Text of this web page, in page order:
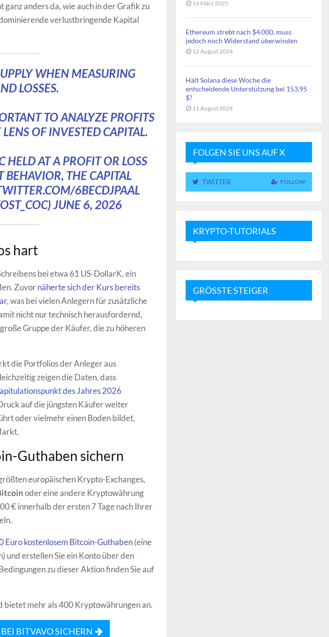
anders da, wie auch in der Grafik zu
verlustbringende Kapital
WHEN MEASURING
LOSSES.
TO ANALYZE PROFITS
OF INVESTED CAPITAL.
AT A PROFIT OR LOSS
BEHAVIOR, THE CAPITAL
6BECDJPAAL
JUNE 6, 2026
hart
bei etwa 61 US-DollarK, ein
Zuvornäherte sich der Kurs bereits
, was bei vielen Anlegern für zusätzliche
nicht nur technisch herausfordernd,
Gruppe der Käufer, die zu höheren
die Portfolios der Anleger aus
zeigen die Daten, dass
des Jahres 2026
auf die jüngsten Käufer weiter
oder vielmehr einen Boden bildet,
Guthaben sichern
europäischen Krypto-Exchanges,
oder eine andere Kryptowährung
€ innerhalb der ersten 7 Tage nach Ihrer
Euro kostenlosem Bitcoin-Guthaben(eine
und erstellen Sie ein Konto über den
zu dieser Aktion finden Sie auf
mehr als 400 Kryptowährungen an.
BITVAVO SICHERN
14 März 2025
Ethereum strebt nach $4.000, muss
jedoch noch Widerstand überwinden
12 August 2024
Hält Solana diese Woche die
entscheidende Unterstützung bei 153,95
$?
11 August 2024
FOLGEN SIE UNS AUF X
TWITTER FOLLOW
KRYPTO-TUTORIALS
GRÖSSTE STEIGER